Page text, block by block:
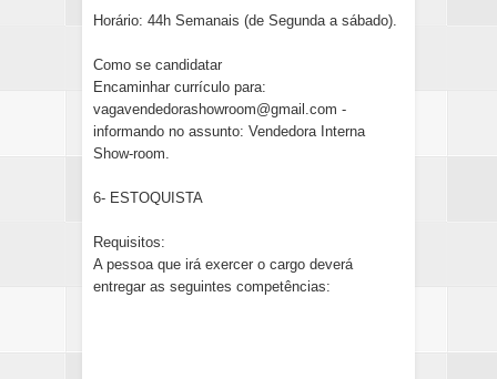
Horário: 44h Semanais (de Segunda a sábado).
Como se candidatar
Encaminhar currículo para:
vagavendedorashowroom@gmail.com -
informando no assunto: Vendedora Interna
Show-room.
6- ESTOQUISTA
Requisitos:
A pessoa que irá exercer o cargo deverá
entregar as seguintes competências: